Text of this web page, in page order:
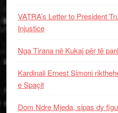
VATRA’s Letter to President
Injustice
Nga Tirana në Kukaj për të
Kardinali Ernest Simoni
e Spaçit
Dom Ndre Mjeda, sipas dy